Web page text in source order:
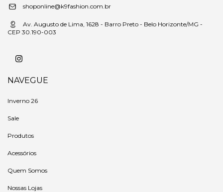
shoponline@k9fashion.com.br
Av. Augusto de Lima, 1628 - Barro Preto - Belo Horizonte/MG -
CEP 30.190-003
NAVEGUE
Inverno 26
Sale
Produtos
Acessórios
Quem Somos
Nossas Lojas